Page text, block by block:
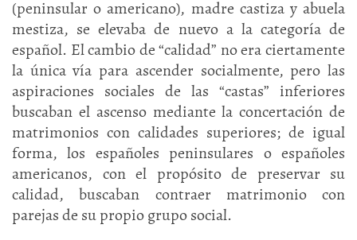
(peninsular o americano), madre castiza y abuela
mestiza, se elevaba de nuevo a la categoría de
español. El cambio de “calidad” no era ciertamente
la única vía para ascender socialmente, pero las
aspiraciones sociales de las “castas” inferiores
buscaban el ascenso mediante la concertación de
matrimonios con calidades superiores; de igual
forma, los españoles peninsulares o españoles
americanos, con el propósito de preservar su
calidad, buscaban contraer matrimonio con
parejas de su propio grupo social.